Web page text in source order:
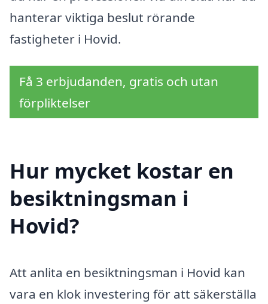
hanterar viktiga beslut rörande
fastigheter i Hovid.
Få 3 erbjudanden, gratis och utan
förpliktelser
Hur mycket kostar en
besiktningsman i
Hovid?
Att anlita en besiktningsman i Hovid kan
vara en klok investering för att säkerställa